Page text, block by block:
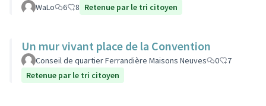
WaLo 6 8 Retenue par le tri citoyen
Un mur vivant place de la Convention
Conseil de quartier Ferrandière Maisons Neuves 0
7
Retenue par le tri citoyen